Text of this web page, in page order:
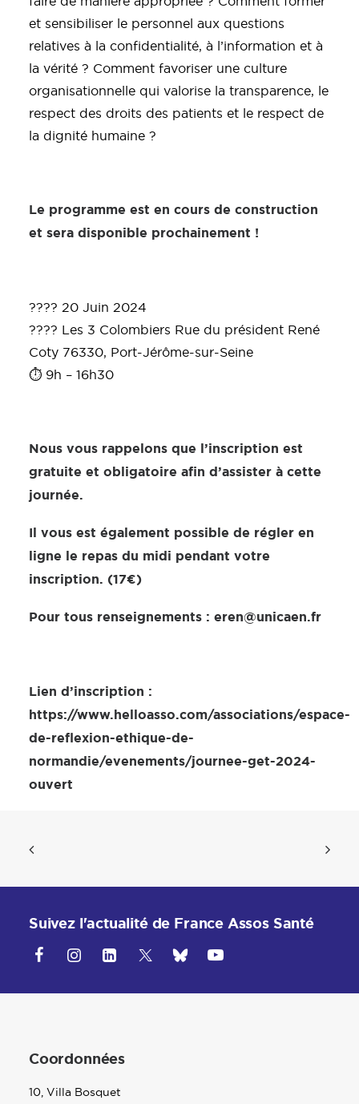
et sensibiliser le personnel aux questions
relatives à la confidentialité, à l’information et à
la vérité ? Comment favoriser une culture
organisationnelle qui valorise la transparence, le
respect des droits des patients et le respect de
la dignité humaine ?
Le programme est en cours de construction
et sera disponible prochainement !
???? 20 Juin 2024
???? Les 3 Colombiers Rue du président René
Coty 76330, Port-Jérôme-sur-Seine
⏱ 9h – 16h30
Nous vous rappelons que l’inscription est
gratuite et obligatoire afin d’assister à cette
journée.
Il vous est également possible de régler en
ligne le repas du midi pendant votre
inscription. (17€)
Pour tous renseignements : eren@unicaen.fr
Lien d’inscription :
https://www.helloasso.com/associations/espace-
de-reflexion-ethique-de-
normandie/evenements/journee-get-2024-
ouvert
Suivez l'actualité de France Assos Santé
Coordonnées
10, Villa Bosquet